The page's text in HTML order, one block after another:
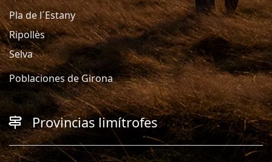
Pla de l´Estany
Ripollès
Selva
Poblaciones de Girona
Provincias limítrofes